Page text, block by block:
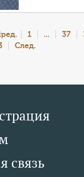
1 ... 37
След.
связь